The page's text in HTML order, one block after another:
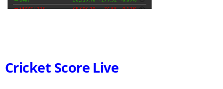
Cricket Score Live